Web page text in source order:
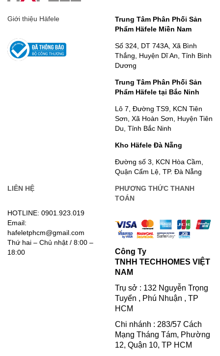
Giới thiệu Häfele
Trung Tâm Phân Phối Sản
Phẩm Häfele Miền Nam
Số 324, DT 743A, Xã Bình
Thắng, Huyện Dĩ An, Tỉnh Bình
Dương
Trung Tâm Phân Phối Sản
Phẩm Häfele tại Bắc Ninh
Lô 7, Đường TS9, KCN Tiên
Sơn, Xã Hoàn Sơn, Huyện Tiên
Du, Tỉnh Bắc Ninh
Kho Häfele Đà Nẵng
Đường số 3, KCN Hòa Cầm,
Quận Cẩm Lệ, TP. Đà Nẵng
LIÊN HỆ
HOTLINE: 0901.923.019
Email:
hafeletphcm@gmail.com
Thứ hai – Chủ nhật / 8:00 –
18:00
PHƯƠNG THỨC THANH
TOÁN
Công Ty
TNHH TECHHOMES VIỆT
NAM
Trụ sở : 132 Nguyễn Trọng
Tuyển , Phú Nhuận , TP
HCM
Chi nhánh : 283/57 Cách
Mạng Tháng Tám, Phường
12, Quận 10, TP HCM